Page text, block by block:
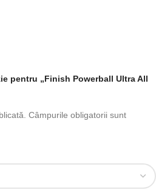
pentru „Finish Powerball Ultra All
Câmpurile obligatorii sunt